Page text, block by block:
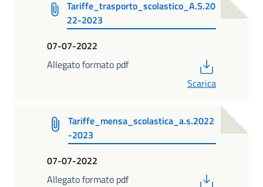
Tariffe_trasporto_scolastico_A.S.20
22-2023
07-07-2022
Allegato formato pdf
Scarica
Tariffe_mensa_scolastica_a.s.2022
-2023
07-07-2022
Allegato formato pdf